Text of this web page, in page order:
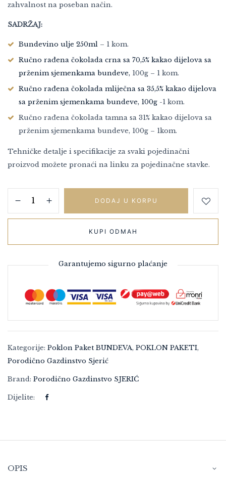
zahvalnost na poseban način.
SADRŽAJ:
Bundevino ulje 250ml – 1 kom.
Ručno rađena čokolada crna sa 70,5% kakao dijelova sa
prženim sjemenkama bundeve, 100g – 1 kom.
Ručno rađena čokolada mliječna sa 35,5% kakao dijelova
sa prženim sjemenkama bundeve, 100g -1 kom.
Ručno rađena čokolada tamna sa 31% kakao dijelova sa
prženim sjemenkama bundeve, 100g – 1kom.
Tehničke detalje i specifikacije za svaki pojedinačni
proizvod možete pronaći na linku za pojedinačne stavke.
DODAJ U KORPU
KUPI ODMAH
Garantujemo sigurno plaćanje
Kategorije: Poklon Paket BUNDEVA, POKLON PAKETI,
Porodično Gazdinstvo Sjerić
Brand: Porodično Gazdinstvo SJERIĆ
Dijelite:
OPIS